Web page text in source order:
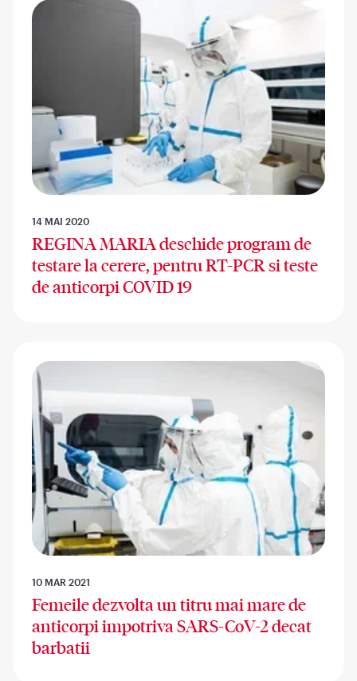
14 MAI 2020
REGINA MARIA deschide program de
testare la cerere, pentru RT-PCR si teste
de anticorpi COVID 19
10 MAR 2021
Femeile dezvolta un titru mai mare de
anticorpi impotriva SARS-CoV-2 decat
barbatii